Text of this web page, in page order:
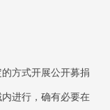
方式开展公开募捐
进行，确有必要在